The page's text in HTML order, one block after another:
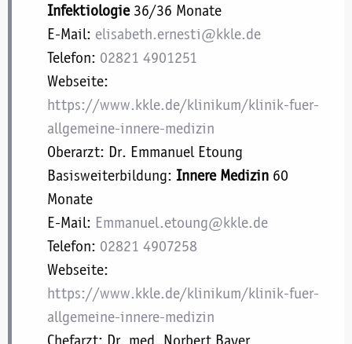
Infektiologie36/36 Monate
E-Mail: elisabeth.ernesti@kkle.de
Telefon: 02821 4901251
Webseite:
https://www.kkle.de/klinikum/klinik-fuer-
allgemeine-innere-medizin
Oberarzt: Dr. Emmanuel Etoung
Basisweiterbildung: Innere Medizin 60
Monate
E-Mail: Emmanuel.etoung@kkle.de
Telefon: 02821 4907258
Webseite:
https://www.kkle.de/klinikum/klinik-fuer-
allgemeine-innere-medizin